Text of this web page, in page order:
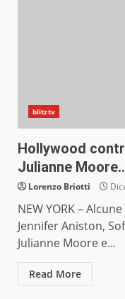
blitztv
Hollywood
Julianne
Lorenzo Briotti
NEW YORK –
Jennifer Aniston,
Julianne Moore e...
Read More